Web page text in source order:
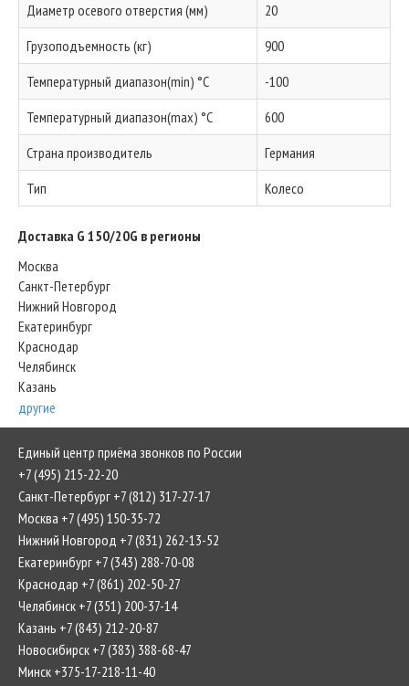
Диаметр осевого отверстия (мм)
20
Грузоподъемность (кг)
900
Температурный диапазон(min) °C
-100
Температурный диапазон(max) °C
600
Страна производитель
Германия
Тип
Колесо
Доставка G 150/20G в регионы
Москва
Санкт-Петербург
Нижний Новгород
Екатеринбург
Краснодар
Челябинск
Казань
другие
Единый центр приёма звонков по России
+7 (495) 215-22-20
Санкт-Петербург +7 (812) 317-27-17
Москва +7 (495) 150-35-72
Нижний Новгород +7 (831) 262-13-52
Екатеринбург +7 (343) 288-70-08
Краснодар +7 (861) 202-50-27
Челябинск +7 (351) 200-37-14
Казань +7 (843) 212-20-87
Новосибирск +7 (383) 388-68-47
Минск +375-17-218-11-40